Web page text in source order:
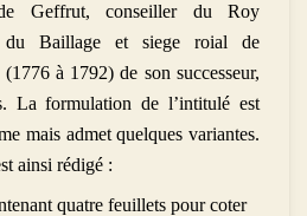
Geffrut, conseiller du Roy
du Baillage et siege roial de
à 1792) de son successeur,
La formulation de l’intitulé est
mais admet quelques variantes.
ainsi rédigé :
quatre feuillets pour coter